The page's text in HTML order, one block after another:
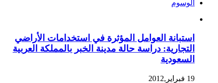
الوسوم
استبانة العوامل المؤثرة في استخدامات الأراضي
التجارية: دراسة حالة مدينة الخبر بالمملكة العربية
السعودية
19 فبراير,2012